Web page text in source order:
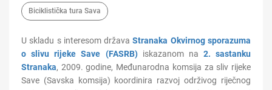
Biciklistička tura Sava
U skladu s interesom državaStranaka Okvirnog sporazuma
o slivu rijeke Save (FASRB)iskazanom na 2. sastanku
Stranaka, 2009. godine, Međunarodna komsija za sliv rijeke
Save (Savska komsija) koordinira razvoj održivog riječnog